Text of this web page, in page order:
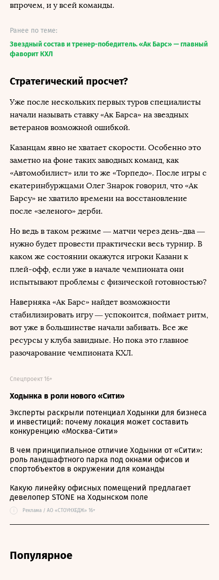
впрочем, и у всей команды.
Ранее по теме:
Звездный состав и тренер-победитель. «Ак Барс» — главный
фаворит КХЛ
Стратегический просчет?
Уже после нескольких первых туров специалисты
начали называть ставку «Ак Барса» на звездных
ветеранов возможной ошибкой.
Казанцам явно не хватает скорости. Особенно это
заметно на фоне таких заводных команд, как
«Автомобилист» или то же «Торпедо». После игры с
екатеринбуржцами Олег Знарок говорил, что «Ак
Барсу» не хватило времени на восстановление
после «зеленого» дерби.
Но ведь в таком режиме — матчи через день-два —
нужно будет провести практически весь турнир. В
каком же состоянии окажутся игроки Казани к
плей-офф, если уже в начале чемпионата они
испытывают проблемы с физической готовностью?
Наверняка «Ак Барс» найдет возможности
стабилизировать игру — успокоится, поймает ритм,
вот уже в большинстве начали забивать. Все же
ресурсы у клуба завидные. Но пока это главное
разочарование чемпионата КХЛ.
Ходынка в роли нового «Сити»
Спецпроект 16+
Эксперты раскрыли потенциал Ходынки для бизнеса
и инвестиций: почему локация может составить
конкуренцию «Москва-Сити»
В чем принципиальное отличие Ходынки от «Сити»:
роль ландшафтного парка под окнами офисов и
спортобъектов в окружении для команды
Какую линейку офисных помещений предлагает
девелопер STONE на Ходынском поле
i Реклама / АО «СТОУНХЕДЖ» 16+
Популярное